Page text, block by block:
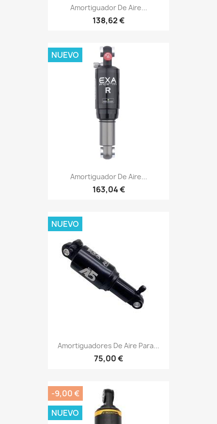
Amortiguador De Aire...
138,62 €
Amortiguador De Aire...
163,04 €
NUEVO
Amortiguadores De Aire Para...
75,00 €
NUEVO
-9,00 €
NUEVO